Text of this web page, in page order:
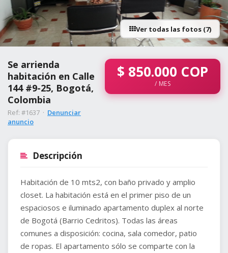
Ver todas las fotos (7)
Se arrienda
habitación en Calle
144 #9-25, Bogotá,
Colombia
Ref: #1637 · Denunciar
anuncio
$ 850.000 COP
/ MES
Descripción
Habitación de 10 mts2, con baño privado y amplio
closet. La habitación está en el primer piso de un
espaciosos e iluminado apartamento duplex al norte
de Bogotá (Barrio Cedritos). Todas las áreas
comunes a disposición: cocina, sala comedor, patio
de ropas. El apartamento sólo se comparte con la